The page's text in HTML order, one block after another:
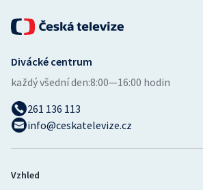
Divácké centrum
každý všední den:8:00—16:00 hodin
261 136 113
info@ceskatelevize.cz
Vzhled